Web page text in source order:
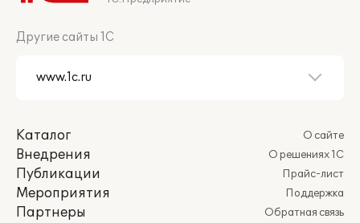
Другие сайты 1С
Каталог
Внедрения
Публикации
Мероприятия
Партнеры
О сайте
О решениях 1С
Прайс-лист
Поддержка
Обратная связь